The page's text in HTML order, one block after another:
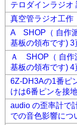
テロダインラジオ
真空管ラジオ工
A SHOP（ 自作
基板の領布です) 3
Ａ SHOP（ 自作
基板の領布です) 4
6Z-DH3Aの1番ピ
けは6番ピンを接
audio の歪率計で
での音色影響につ